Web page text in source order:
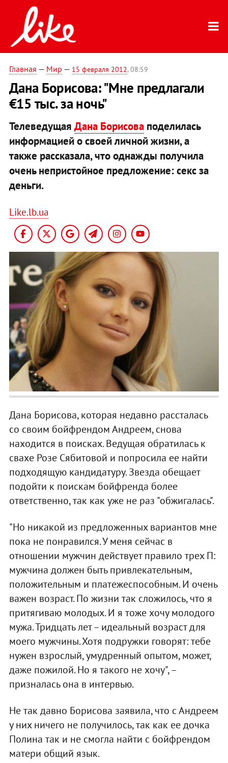
Главная — Мир — 15 февраля 2012, 08:59
Дана Борисова: "Мне предлагали
€15 тыс. за ночь"
Телеведущая Дана Борисоваподелилась
информацией о своей личной жизни, а
также рассказала, что однажды получила
очень непристойное предложение: секс за
деньги.
Like.lb.ua
Дана Борисова, которая недавно рассталась
со своим бойфрендом Андреем, снова
находится в поисках. Ведущая обратилась к
свахе Розе Сябитовой и попросила ее найти
подходящую кандидатуру. Звезда обещает
подойти к поискам бойфренда более
ответственно, так как уже не раз "обжигалась".
"Но никакой из предложенных вариантов мне
пока не понравился. У меня сейчас в
отношении мужчин действует правило трех П:
мужчина должен быть привлекательным,
положительным и платежеспособным. И очень
важен возраст. По жизни так сложилось, что я
притягиваю молодых. И я тоже хочу молодого
мужа. Тридцать лет – идеальный возраст для
моего мужчины. Хотя подружки говорят: тебе
нужен взрослый, умудренный опытом, может,
даже пожилой. Но я такого не хочу", –
призналась она в интервью.
Не так давно Борисова заявила, что с Андреем
у них ничего не получилось, так как ее дочка
Полина так и не смогла найти с бойфрендом
матери общий язык.